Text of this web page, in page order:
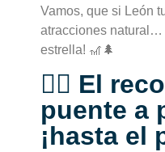
Vamos, que si León
atracciones natural…
estrella! 🎢🌲
🚶‍♀️ El
puente a
¡hasta el